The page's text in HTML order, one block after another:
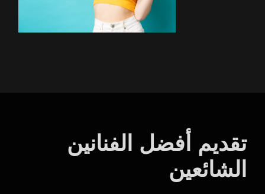
تقديم أفضل الفنانين
الشائعين